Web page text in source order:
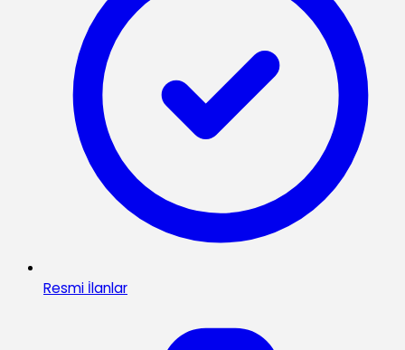
Resmi İlanlar